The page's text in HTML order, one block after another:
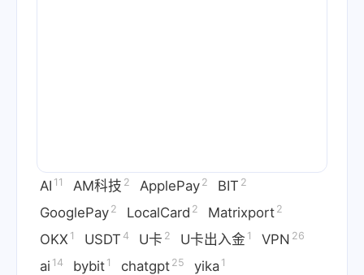
AI 11 AM科技 2 ApplePay 2 BIT 2
GooglePay 2 LocalCard 2 Matrixport 2
OKX 1 USDT 4 U卡 2 U卡出入金 1 VPN 26
ai 14 bybit 1 chatgpt 25 yika 1